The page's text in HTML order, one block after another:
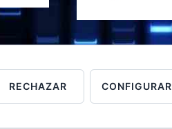
Acceder
RECHAZAR CONFIGURAR